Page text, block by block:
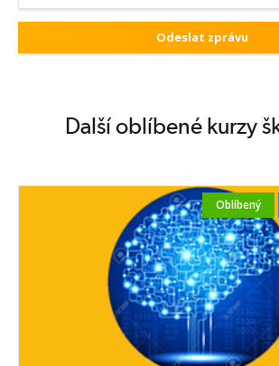
Další oblíbené kurzy
Oblíbený